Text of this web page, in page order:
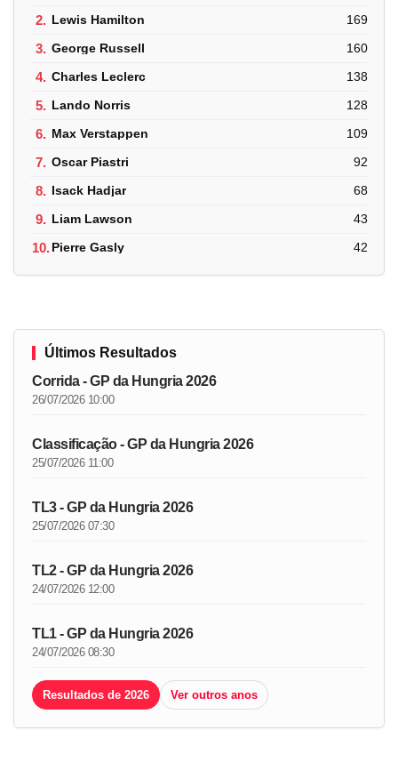
2. Lewis Hamilton 169
3. George Russell 160
4. Charles Leclerc 138
5. Lando Norris 128
6. Max Verstappen 109
7. Oscar Piastri 92
8. Isack Hadjar 68
9. Liam Lawson 43
10.Pierre Gasly 42
Últimos Resultados
Corrida - GP da Hungria 2026
26/07/2026 10:00
Classificação - GP da Hungria 2026
25/07/2026 11:00
TL3 - GP da Hungria 2026
25/07/2026 07:30
TL2 - GP da Hungria 2026
24/07/2026 12:00
TL1 - GP da Hungria 2026
24/07/2026 08:30
Resultados de 2026 Ver outros anos